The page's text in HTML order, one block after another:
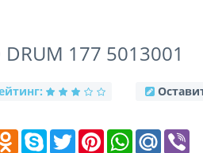
177 5013001
Odnoklassniki
Skype Twitter PinterestWhatsAppMail.Ru